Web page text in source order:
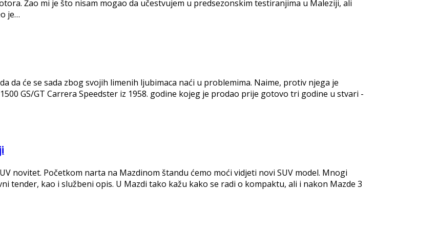
Žao mi je što nisam mogao da učestvujem u predsezonskim testiranjima u Maleziji, ali
je…
da će se sada zbog svojih limenih ljubimaca naći u problemima. Naime, protiv njega je
GS/GT Carrera Speedster iz 1958. godine kojeg je prodao prije gotovo tri godine u stvari -
novitet. Početkom narta na Mazdinom štandu ćemo moći vidjeti novi SUV model. Mnogi
tender, kao i službeni opis. U Mazdi tako kažu kako se radi o kompaktu, ali i nakon Mazde 3